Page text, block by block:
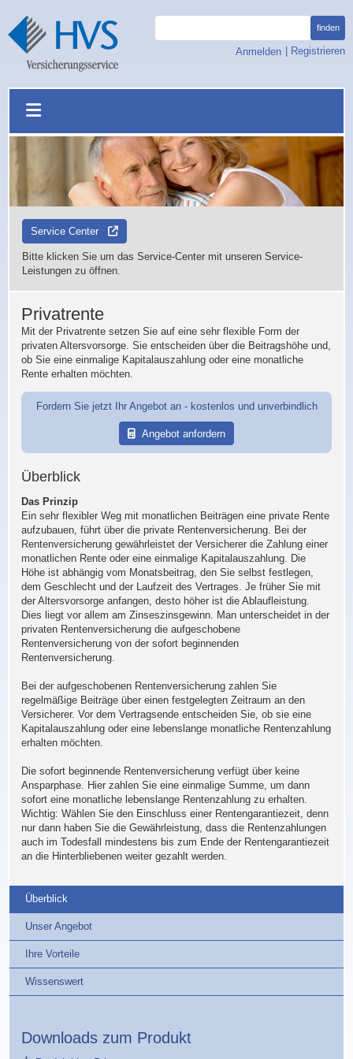
finden
Anmelden, öffnet
| Registrieren
Service Center Modal öffnen
Bitte klicken Sie um das Service-Center mit unseren Service-
Leistungen zu öffnen.
Privatrente
Mit der Privatrente setzen Sie auf eine sehr flexible Form der
privaten Altersvorsorge. Sie entscheiden über die Beitragshöhe und,
ob Sie eine einmalige Kapitalauszahlung oder eine monatliche
Rente erhalten möchten.
Fordern Sie jetzt Ihr Angebot an - kostenlos und unverbindlich
Angebot anfordern
Überblick
Das Prinzip
Ein sehr flexibler Weg mit monatlichen Beiträgen eine private Rente
aufzubauen, führt über die private Rentenversicherung. Bei der
Rentenversicherung gewährleistet der Versicherer die Zahlung einer
monatlichen Rente oder eine einmalige Kapitalauszahlung. Die
Höhe ist abhängig vom Monatsbeitrag, den Sie selbst festlegen,
dem Geschlecht und der Laufzeit des Vertrages. Je früher Sie mit
der Altersvorsorge anfangen, desto höher ist die Ablaufleistung.
Dies liegt vor allem am Zinseszinsgewinn. Man unterscheidet in der
privaten Rentenversicherung die aufgeschobene
Rentenversicherung von der sofort beginnenden
Rentenversicherung.
Bei der aufgeschobenen Rentenversicherung zahlen Sie
regelmäßige Beiträge über einen festgelegten Zeitraum an den
Versicherer. Vor dem Vertragsende entscheiden Sie, ob sie eine
Kapitalauszahlung oder eine lebenslange monatliche Rentenzahlung
erhalten möchten.
Die sofort beginnende Rentenversicherung verfügt über keine
Ansparphase. Hier zahlen Sie eine einmalige Summe, um dann
sofort eine monatliche lebenslange Rentenzahlung zu erhalten.
Wichtig: Wählen Sie den Einschluss einer Rentengarantiezeit, denn
nur dann haben Sie die Gewährleistung, dass die Rentenzahlungen
auch im Todesfall mindestens bis zum Ende der Rentengarantiezeit
an die Hinterbliebenen weiter gezahlt werden.
Überblick
Unser Angebotanzeigen
Ihre Vorteileanzeigen
Wissenswertanzeigen
Downloads zum Produkt